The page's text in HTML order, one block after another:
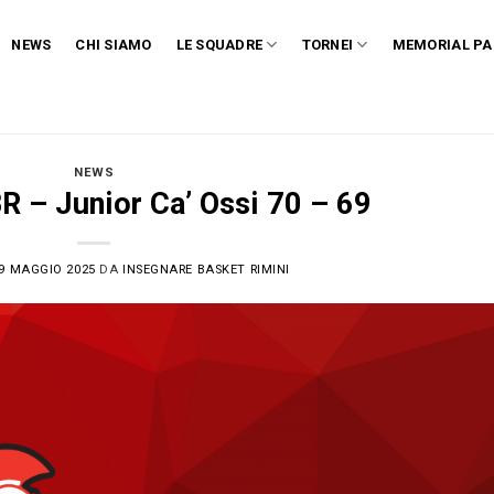
NEWS CHI SIAMO LE SQUADRE TORNEI MEMORIAL
NEWS
– Junior Ca’ Ossi 70 – 69
9 MAGGIO 2025 DA INSEGNARE BASKET RIMINI